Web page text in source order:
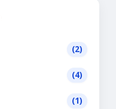
(2)
(4)
(1)